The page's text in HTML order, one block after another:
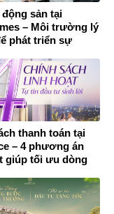
động sản tại
– Môi trường lý
phát triển sự
thanh toán tại
– 4 phương án
giúp tối ưu dòng